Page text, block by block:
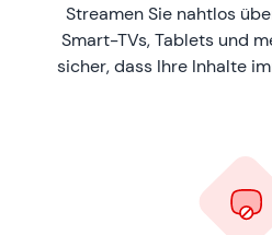
Streamen Sie nahtlos
Smart-TVs, Tablets und
sicher, dass Ihre Inhalte